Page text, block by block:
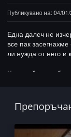
Публикувано на: 04/
Една далеч не
все пак
ли нужда от него и
Чувствай се
не забравяй да
Ако искаш само
албумът/